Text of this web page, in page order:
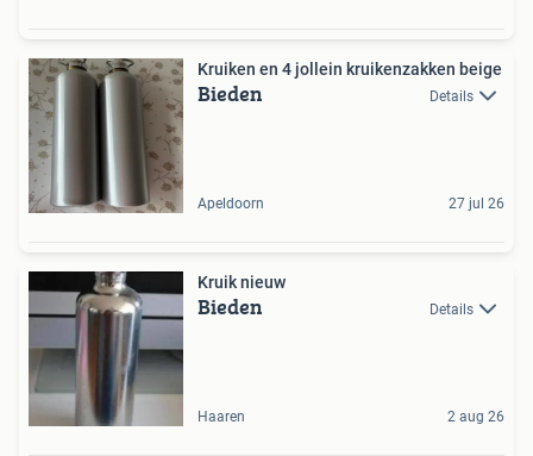
Kruiken en 4 jollein kruikenzakken beige
Bieden Details
Apeldoorn 27 jul 26
Kruik nieuw
Bieden Details
Haaren 2 aug 26